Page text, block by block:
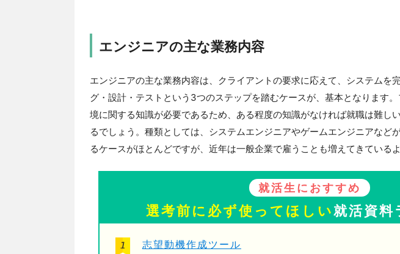
エンジニアの主な業務内容
エンジニアの主な業務内容は、クライアントの要求に応えて、システムを
グ・設計・テストという3つのステップを踏むケースが、基本となります
境に関する知識が必要であるため、ある程度の知識がなければ就職は難し
るでしょう。種類としては、システムエンジニアやゲームエンジニアなど
るケースがほとんどですが、近年は一般企業で雇うことも増えてきているよ
就活生におすすめ
選考前に必ず使ってほしい就活資料
志望動機作成ツール